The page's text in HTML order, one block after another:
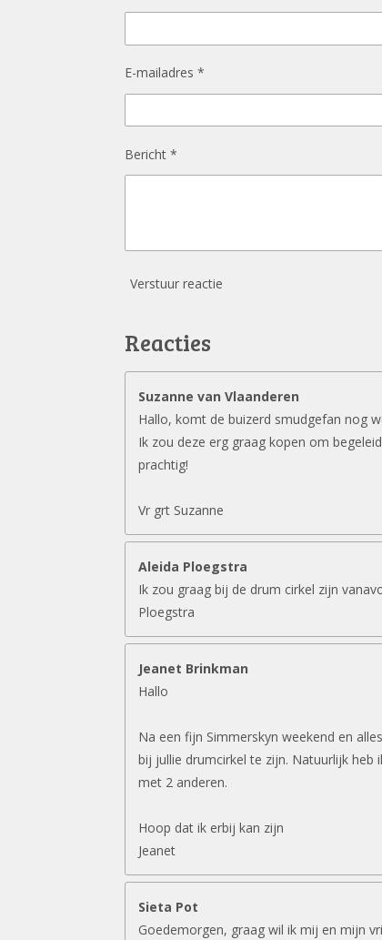
E-mailadres *
Bericht *
Verstuur reactie
Reacties
Suzanne van Vlaanderen
Hallo, komt de buizerd smudgefan nog
Ik zou deze erg graag kopen om
prachtig!
Vr grt Suzanne
Aleida Ploegstra
Ik zou graag bij de drum cirkel zijn
Ploegstra
Jeanet Brinkman
Hallo
Na een fijn Simmerskyn weekend en
bij jullie drumcirkel te zijn. Natuurlijk
met 2 anderen.
Hoop dat ik erbij kan zijn
Jeanet
Sieta Pot
Goedemorgen, graag wil ik mij en mijn